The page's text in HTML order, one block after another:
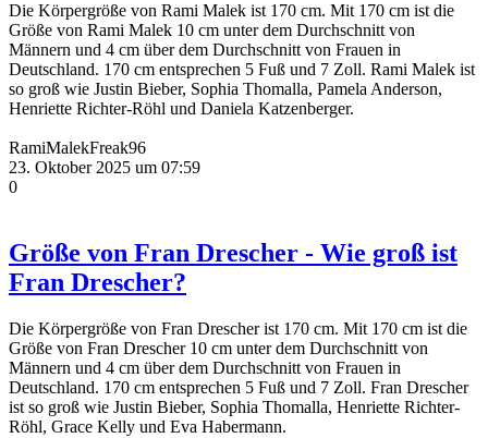
Die Körpergröße von Rami Malek ist 170 cm. Mit 170 cm ist die
Größe von Rami Malek 10 cm unter dem Durchschnitt von
Männern und 4 cm über dem Durchschnitt von Frauen in
Deutschland. 170 cm entsprechen 5 Fuß und 7 Zoll. Rami Malek ist
so groß wie Justin Bieber, Sophia Thomalla, Pamela Anderson,
Henriette Richter-Röhl und Daniela Katzenberger.
RamiMalekFreak96
23. Oktober 2025 um 07:59
0
Größe von Fran Drescher - Wie groß ist
Fran Drescher?
Die Körpergröße von Fran Drescher ist 170 cm. Mit 170 cm ist die
Größe von Fran Drescher 10 cm unter dem Durchschnitt von
Männern und 4 cm über dem Durchschnitt von Frauen in
Deutschland. 170 cm entsprechen 5 Fuß und 7 Zoll. Fran Drescher
ist so groß wie Justin Bieber, Sophia Thomalla, Henriette Richter-
Röhl, Grace Kelly und Eva Habermann.